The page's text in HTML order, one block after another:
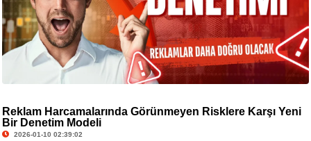
Reklam Harcamalarında Görünmeyen Risklere Karşı Yeni
Bir Denetim Modeli
2026-01-10 02:39:02